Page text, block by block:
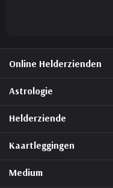
Online Helderzienden
Astrologie
Helderziende
Kaartleggingen
Medium